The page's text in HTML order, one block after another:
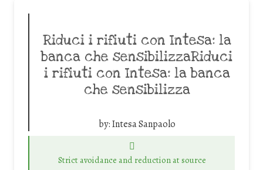
Riduci i rifiuti con Intesa: la
banca che sensibilizzaRiduci
i rifiuti con Intesa: la banca
che sensibilizza
by:Intesa Sanpaolo
Strict avoidance and reduction at source